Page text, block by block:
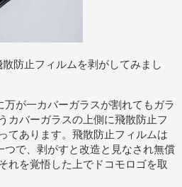
防止フィルムを剥がしてみまし
万が一カバーガラスが割れてもガラ
カバーガラスの上側に飛散防止フ
てあります。飛散防止フィルムは
つで、剥がすと改造と見なされ無償
れを覚悟した上でドコモロゴを取